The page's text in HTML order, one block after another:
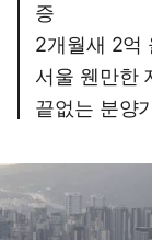
증
2개월새 2억
서울 웬만한
끝없는 분양